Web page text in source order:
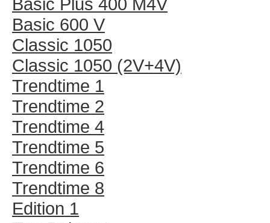
Basic 600 V
Classic 1050
Classic 1050 (2V+4V)
Trendtime 1
Trendtime 2
Trendtime 4
Trendtime 5
Trendtime 6
Trendtime 8
Edition 1